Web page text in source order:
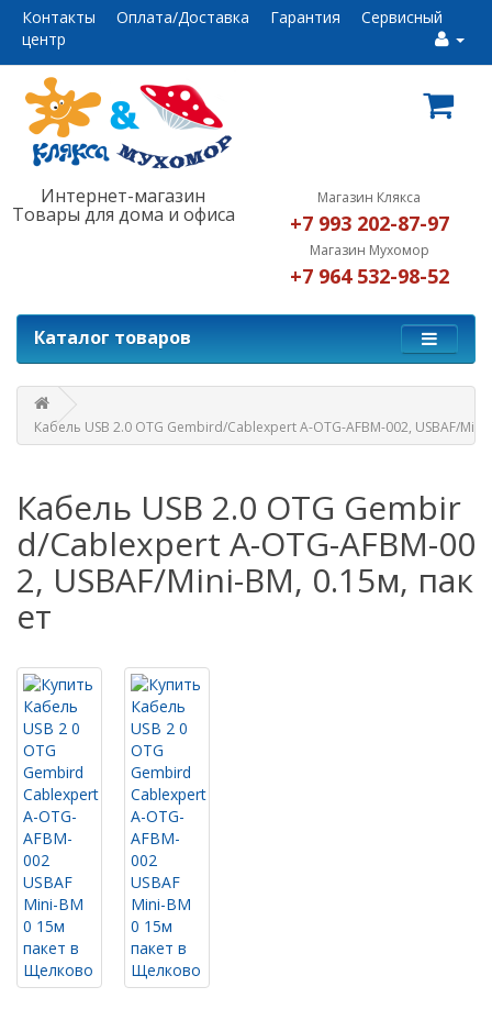
Контакты Оплата/Доставка Гарантия
Сервисный
центр
Интернет-магазин
Товары для дома и офиса
Магазин Клякса
+7 993 202-87-97
Магазин Мухомор
+7 964 532-98-52
Каталог товаров
Кабель USB 2.0 OTG Gembird/Cablexpert A-OTG-AFBM-002, USBAF/
Кабель USB 2.0 OTG Gembir
d/Cablexpert A-OTG-AFBM-00
2, USBAF/Mini-BM, 0.15м, пак
ет